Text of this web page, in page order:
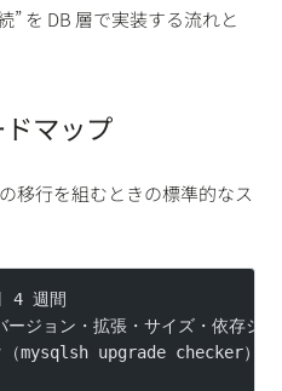
” を DB 層で実装する流れと
マップ
移行を組むときの標準的なス
4 週間
ジョン・拡張・サイズ・依存シ
（mysqlsh upgrade checker）